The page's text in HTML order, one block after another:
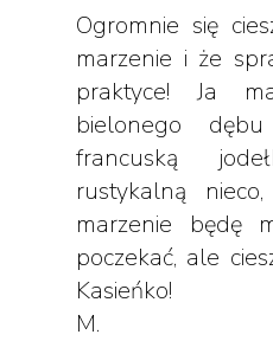
Ogromnie się
marzenie i że
praktyce! Ja
bielonego
francuską
rustykalną
marzenie będę
poczekać, ale
Kasieńko!
M.